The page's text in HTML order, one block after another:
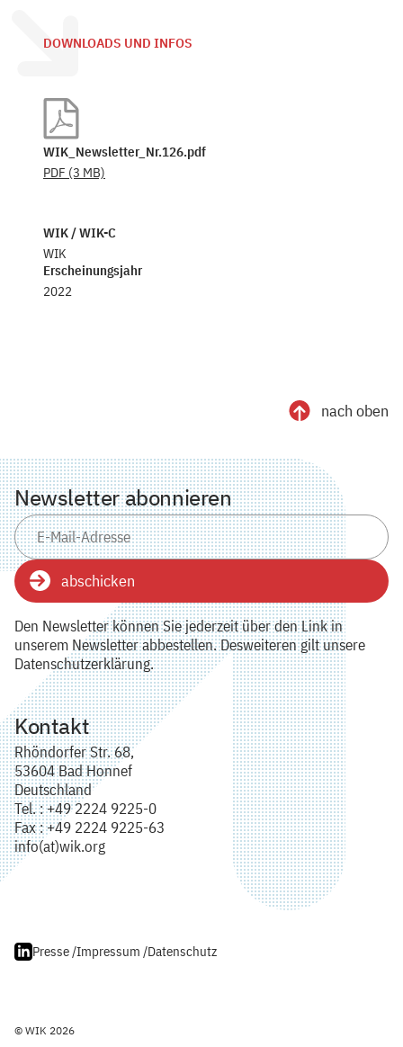
DOWNLOADS UND INFOS
WIK_Newsletter_Nr.126.pdf
PDF (3 MB)
WIK / WIK-C
WIK
Erscheinungsjahr
2022
nach oben
Newsletter abonnieren
abschicken
Den Newsletter können Sie jederzeit über den Link in
unserem Newsletter abbestellen. Desweiteren gilt unsere
Datenschutzerklärung.
Kontakt
Rhöndorfer Str. 68,
53604 Bad Honnef
Deutschland
Tel. : +49 2224 9225-0
Fax : +49 2224 9225-63
info(at)wik.org
Presse /Impressum /Datenschutz
© WIK 2026